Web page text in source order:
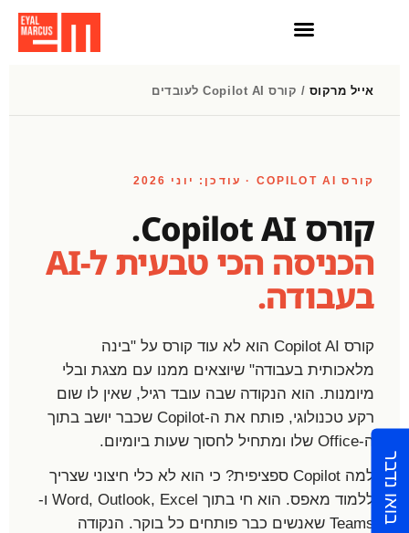
אייל מרקוס / קורס Copilot AI לעובדים
קורס COPILOT AI · עודכן: יוני 2026
קורס Copilot AI.
הכניסה הכי טבעית ל-AI
בעבודה.
קורס Copilot AI הוא לא עוד קורס על "בינה
מלאכותית בעבודה" שיוצאים ממנו עם מצגת ובלי
מיומנות. הוא הנקודה שבה עובד רגיל, שאין לו שום
רקע טכנולוגי, פותח את ה-Copilot שכבר יושב בתוך
ה-Office שלו ומתחיל לחסוך שעות ביומיום.
למה Copilot ספציפית? כי הוא לא כלי חיצוני שצריך
ללמוד מאפס. הוא חי בתוך Word, Outlook, Excel ו-
Teams שאנשים כבר פותחים כל בוקר. הנקודה
בואו נדבר